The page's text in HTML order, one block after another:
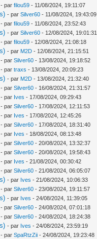
- parfilou59 - 11/08/2024, 19:11:07
- parSilver60 - 11/08/2024, 19:43:09
- parfilou59 - 11/08/2024, 23:52:43
- parSilver60 - 12/08/2024, 19:01:31
- parfilou59 - 12/08/2024, 21:08:18
- par M2D - 12/08/2024, 21:15:51
- parSilver60 - 13/08/2024, 19:18:52
- partraxs - 13/08/2024, 20:09:23
- par M2D - 13/08/2024, 21:32:40
- parSilver60 - 16/08/2024, 21:31:57
- par Ives - 17/08/2024, 09:29:43
- parSilver60 - 17/08/2024, 12:11:53
- par Ives - 17/08/2024, 12:45:26
- parSilver60 - 17/08/2024, 18:31:40
- par Ives - 18/08/2024, 08:13:48
- parSilver60 - 20/08/2024, 13:32:37
- parSilver60 - 20/08/2024, 19:58:43
- par Ives - 21/08/2024, 00:30:42
- parSilver60 - 21/08/2024, 06:05:07
- par Ives - 21/08/2024, 10:06:33
- parSilver60 - 23/08/2024, 19:11:57
- par Ives - 24/08/2024, 11:39:05
- parSilver60 - 24/08/2024, 07:01:18
- parSilver60 - 24/08/2024, 18:24:38
- par Ives - 24/08/2024, 23:59:19
- parSpaRtzZii - 24/08/2024, 19:23:48